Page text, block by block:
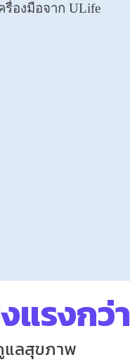
รื่องมือจาก ULife
แรงกว่า
ลสุขภาพ